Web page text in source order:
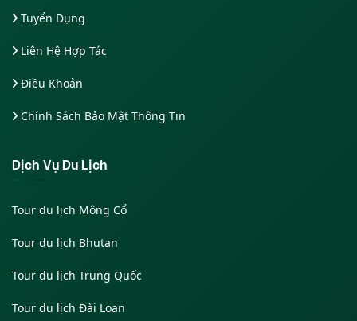
Tuyển Dụng
Liên Hệ Hợp Tác
Điều Khoản
Chính Sách Bảo Mật Thông Tin
Dịch Vụ Du Lịch
Tour du lịch Mông Cổ
Tour du lịch Bhutan
Tour du lịch Trung Quốc
Tour du lịch Đài Loan